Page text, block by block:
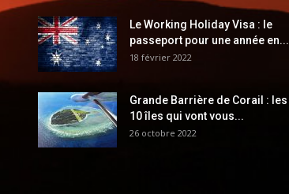
Le Working Holiday Visa : le
passeport pour une année en...
18 février 2022
Grande Barrière de Corail : les
10 îles qui vont vous...
26 octobre 2022